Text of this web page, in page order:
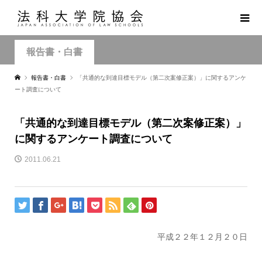
報告書・白書
報告書・白書
「共通的な到達目標モデル（第二次案修正案）」に関するアンケ
ート調査について
「共通的な到達目標モデル（第二次案修正案）」
に関するアンケート調査について
2011.06.21
平成２２年１２月２０日